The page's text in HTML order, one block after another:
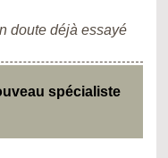
doute déjà essayé
spécialiste